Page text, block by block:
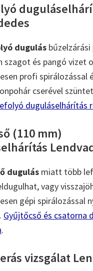
dugulás
szagot és pangó vizet
profi spirálozással
cserével
duguláselhárítás
(110 mm)
dugulás miatt több
vagy
gépi spirálozással
Gyűjtőcső és csatorna
.
vizsgálat